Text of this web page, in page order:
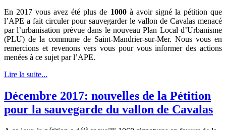
En 2017 vous avez été plus de 1000à avoir signé la pétition que
l’APE a fait circuler pour sauvegarder le vallon de Cavalas menacé
par l’urbanisation prévue dans le nouveau Plan Local d’Urbanisme
(PLU) de la commune de Saint-Mandrier-sur-Mer. Nous vous en
remercions et revenons vers vous pour vous informer des actions
menées à ce sujet par l’APE.
Lire la suite...
Décembre 2017: nouvelles de la Pétition
pour la sauvegarde du vallon de Cavalas